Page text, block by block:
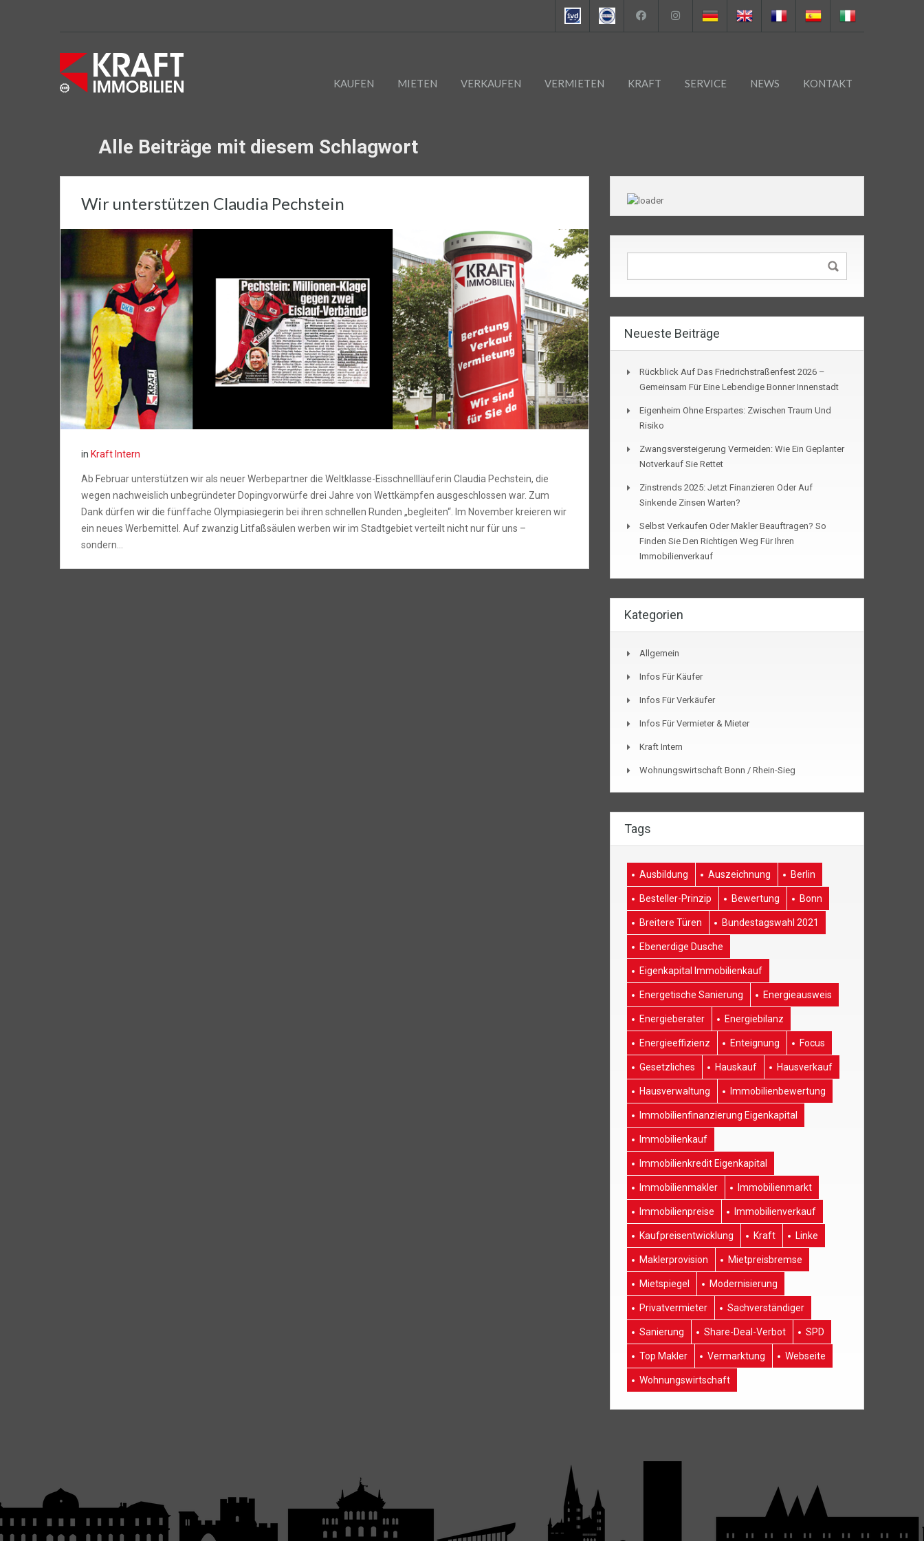
KAUFEN MIETEN VERKAUFEN VERMIETEN KRAFT SERVICE NEWS KONTAKT
Alle Beiträge mit diesem Schlagwort
Wir unterstützen Claudia Pechstein
in Kraft Intern
Ab Februar unterstützen wir als neuer Werbepartner die Weltklasse-Eisschnellläuferin Claudia Pechstein, die
wegen nachweislich unbegründeter Dopingvorwürfe drei Jahre von Wettkämpfen ausgeschlossen war. Zum
Dank dürfen wir die fünffache Olympiasiegerin bei ihren schnellen Runden „begleiten“. Im November kreieren wir
ein neues Werbemittel. Auf zwanzig Litfaßsäulen werben wir im Stadtgebiet verteilt nicht nur für uns –
sondern…
Neueste Beiträge
Rückblick Auf Das Friedrichstraßenfest 2026 –
Gemeinsam Für Eine Lebendige Bonner Innenstadt
Eigenheim Ohne Erspartes: Zwischen Traum Und
Risiko
Zwangsversteigerung Vermeiden: Wie Ein Geplanter
Notverkauf Sie Rettet
Zinstrends 2025: Jetzt Finanzieren Oder Auf
Sinkende Zinsen Warten?
Selbst Verkaufen Oder Makler Beauftragen? So
Finden Sie Den Richtigen Weg Für Ihren
Immobilienverkauf
Kategorien
Allgemein
Infos Für Käufer
Infos Für Verkäufer
Infos Für Vermieter & Mieter
Kraft Intern
Wohnungswirtschaft Bonn / Rhein-Sieg
Tags
Ausbildung Auszeichnung Berlin
Besteller-Prinzip Bewertung Bonn
Breitere Türen Bundestagswahl 2021
Ebenerdige Dusche
Eigenkapital Immobilienkauf
Energetische Sanierung Energieausweis
Energieberater Energiebilanz
Energieeffizienz Enteignung Focus
Gesetzliches Hauskauf Hausverkauf
Hausverwaltung Immobilienbewertung
Immobilienfinanzierung Eigenkapital
Immobilienkauf
Immobilienkredit Eigenkapital
Immobilienmakler Immobilienmarkt
Immobilienpreise Immobilienverkauf
Kaufpreisentwicklung Kraft Linke
Maklerprovision Mietpreisbremse
Mietspiegel Modernisierung
Privatvermieter Sachverständiger
Sanierung Share-Deal-Verbot SPD
Top Makler Vermarktung Webseite
Wohnungswirtschaft